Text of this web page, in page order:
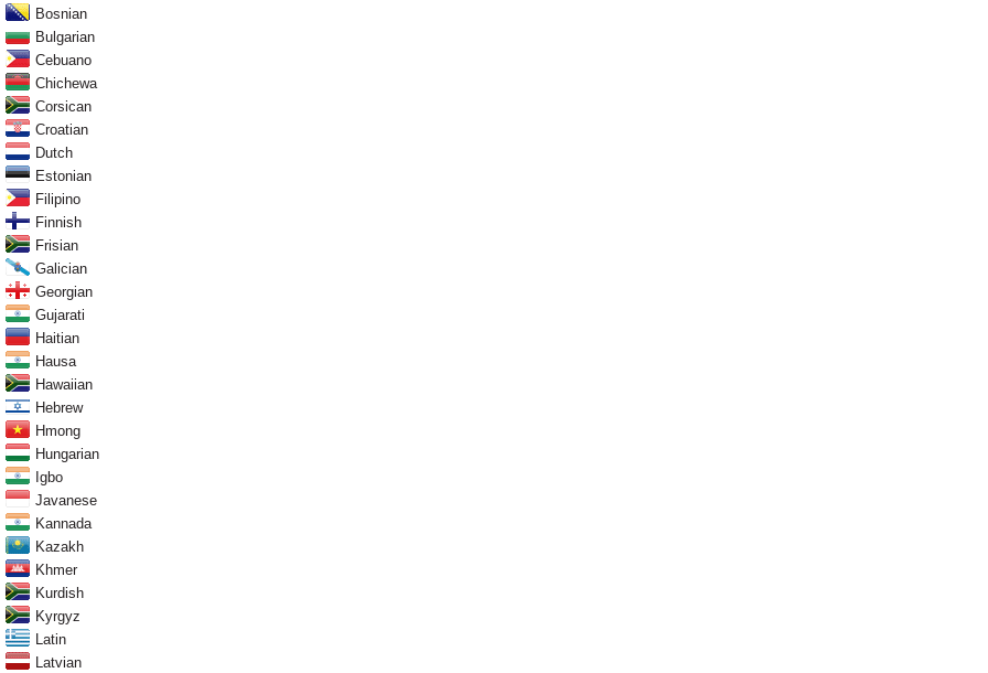
Bosnian
Bulgarian
Cebuano
Chichewa
Corsican
Croatian
Dutch
Estonian
Filipino
Finnish
Frisian
Galician
Georgian
Gujarati
Haitian
Hausa
Hawaiian
Hebrew
Hmong
Hungarian
Igbo
Javanese
Kannada
Kazakh
Khmer
Kurdish
Kyrgyz
Latin
Latvian